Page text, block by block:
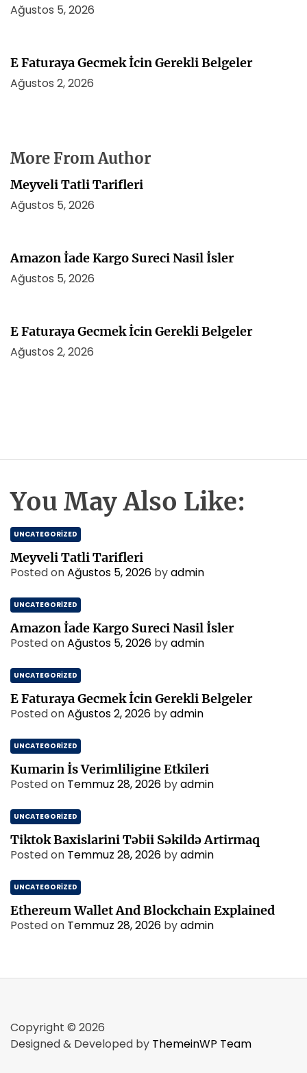
Ağustos 5, 2026
E Faturaya Gecmek İcin Gerekli Belgeler
Ağustos 2, 2026
More From Author
Meyveli Tatli Tarifleri
Ağustos 5, 2026
Amazon İade Kargo Sureci Nasil İsler
Ağustos 5, 2026
E Faturaya Gecmek İcin Gerekli Belgeler
Ağustos 2, 2026
You May Also Like:
UNCATEGORIZED
Meyveli Tatli Tarifleri
Posted onAğustos 5, 2026 byadmin
UNCATEGORIZED
Amazon İade Kargo Sureci Nasil İsler
Posted onAğustos 5, 2026 byadmin
UNCATEGORIZED
E Faturaya Gecmek İcin Gerekli Belgeler
Posted onAğustos 2, 2026 byadmin
UNCATEGORIZED
Kumarin İs Verimliligine Etkileri
Posted on Temmuz 28, 2026 byadmin
UNCATEGORIZED
Tiktok Baxislarini Təbii Səkildə Artirmaq
Posted on Temmuz 28, 2026 byadmin
UNCATEGORIZED
Ethereum Wallet And Blockchain Explained
Posted on Temmuz 28, 2026 byadmin
Copyright © 2026
Designed & Developed by ThemeinWP Team